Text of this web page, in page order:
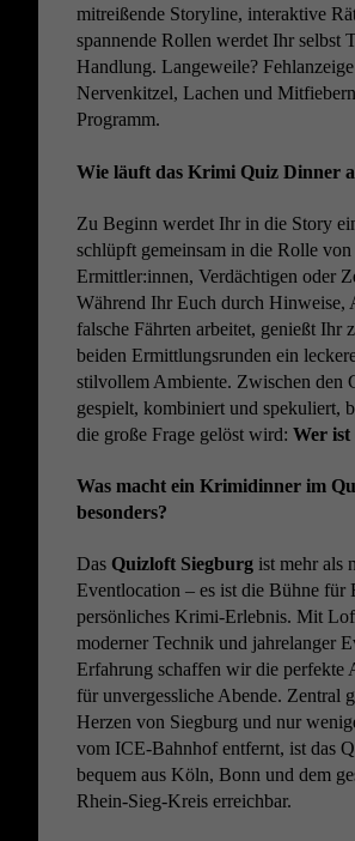
mitreißende Storyline, interaktive
spannende Rollen werdet Ihr selbst
Handlung. Langeweile?
Nervenkitzel, Lachen und
Programm.
Wie läuft das Krimi Quiz Dinner
Zu Beginn werdet Ihr in die Story
schlüpft gemeinsam in die Rolle von
Ermittler:innen, Verdächtigen oder
Während Ihr Euch durch Hinweise,
falsche Fährten arbeitet, genießt Ihr
beiden Ermittlungsrunden ein
stilvollem Ambiente. Zwischen den
gespielt, kombiniert und spekuliert,
die große Frage gelöst wird: Wer ist
Was macht ein Krimidinner im
besonders?
Das Quizloft Siegburg ist mehr als
Eventlocation – es ist die Bühne für
persönliches Krimi-Erlebnis. Mit
moderner Technik und jahrelanger
Erfahrung schaffen wir die perfekte
für unvergessliche Abende. Zentral
Herzen von Siegburg und nur
vom ICE-Bahnhof entfernt, ist das
bequem aus Köln, Bonn und dem
Rhein-Sieg-Kreis erreichbar.